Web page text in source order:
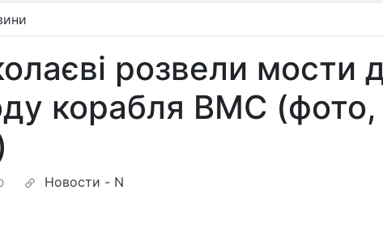
розвели мости
корабля ВМС (фото,
Новости - N